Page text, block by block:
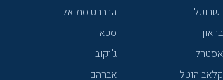
ישרוטל
בראון
אסטרל
קלאב הוטל
הרברט סמואל
סטאי
ג'יקוב
אברהם